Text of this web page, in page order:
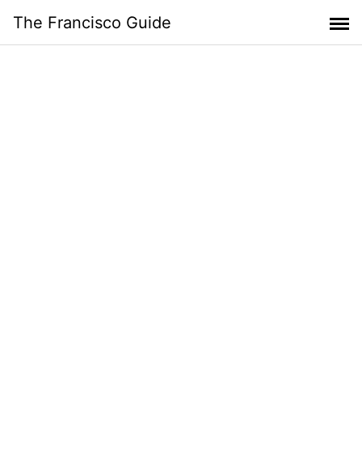
content
The Francisco Guide